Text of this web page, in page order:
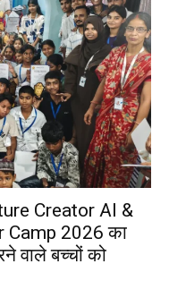
Creator AI &
Camp 2026 का
वाले बच्चों को